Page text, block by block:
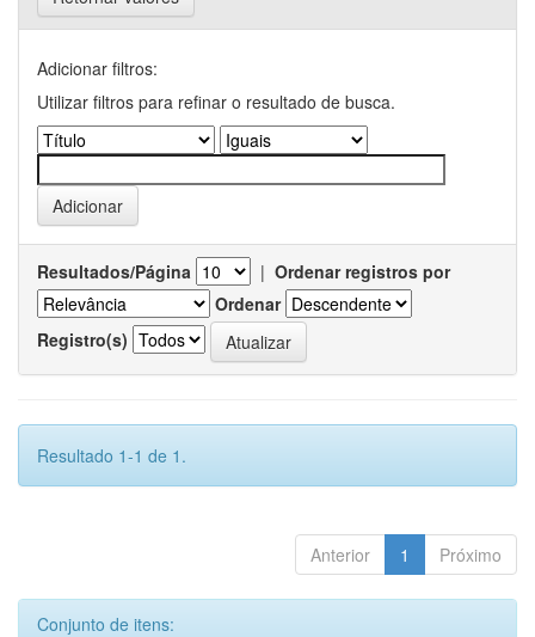
Adicionar filtros:
Utilizar filtros para refinar o resultado de busca.
Resultados/Página | Ordenar registros por
Ordenar
Registro(s)
Resultado 1-1 de 1.
Anterior 1 Próximo
Conjunto de itens: